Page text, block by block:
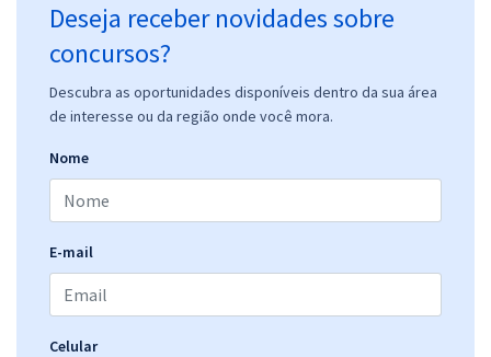
Deseja receber novidades sobre
concursos?
Descubra as oportunidades disponíveis dentro da sua área
de interesse ou da região onde você mora.
Nome
E-mail
Celular